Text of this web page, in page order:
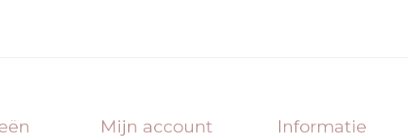
Mijn account Informatie